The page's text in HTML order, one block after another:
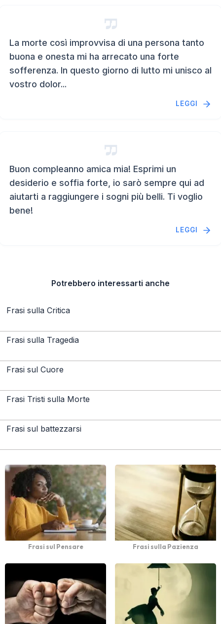
La morte così improvvisa di una persona tanto
buona e onesta mi ha arrecato una forte
sofferenza. In questo giorno di lutto mi unisco al
vostro dolor...
LEGGI
Buon compleanno amica mia! Esprimi un
desiderio e soffia forte, io sarò sempre qui ad
aiutarti a raggiungere i sogni più belli. Ti voglio
bene!
LEGGI
Potrebbero interessarti anche
Frasi sulla Critica
Frasi sulla Tragedia
Frasi sul Cuore
Frasi Tristi sulla Morte
Frasi sul battezzarsi
Frasi sul Pensare Frasi sulla Pazienza